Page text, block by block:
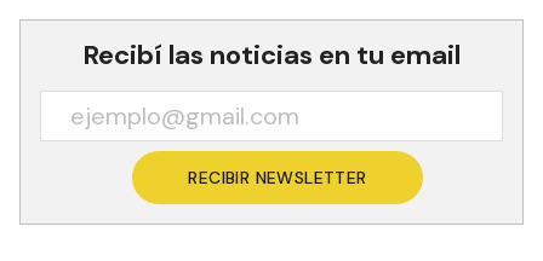
Recibí las noticias en tu email
RECIBIR NEWSLETTER